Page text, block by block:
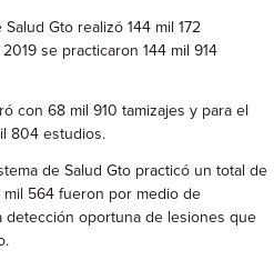
Gto realizó 144 mil 172
se practicaron 144 mil 914
68 mil 910 tamizajes y para el
804 estudios.
de Salud Gto practicó un total de
mil 564 fueron por medio de
detección oportuna de lesiones que